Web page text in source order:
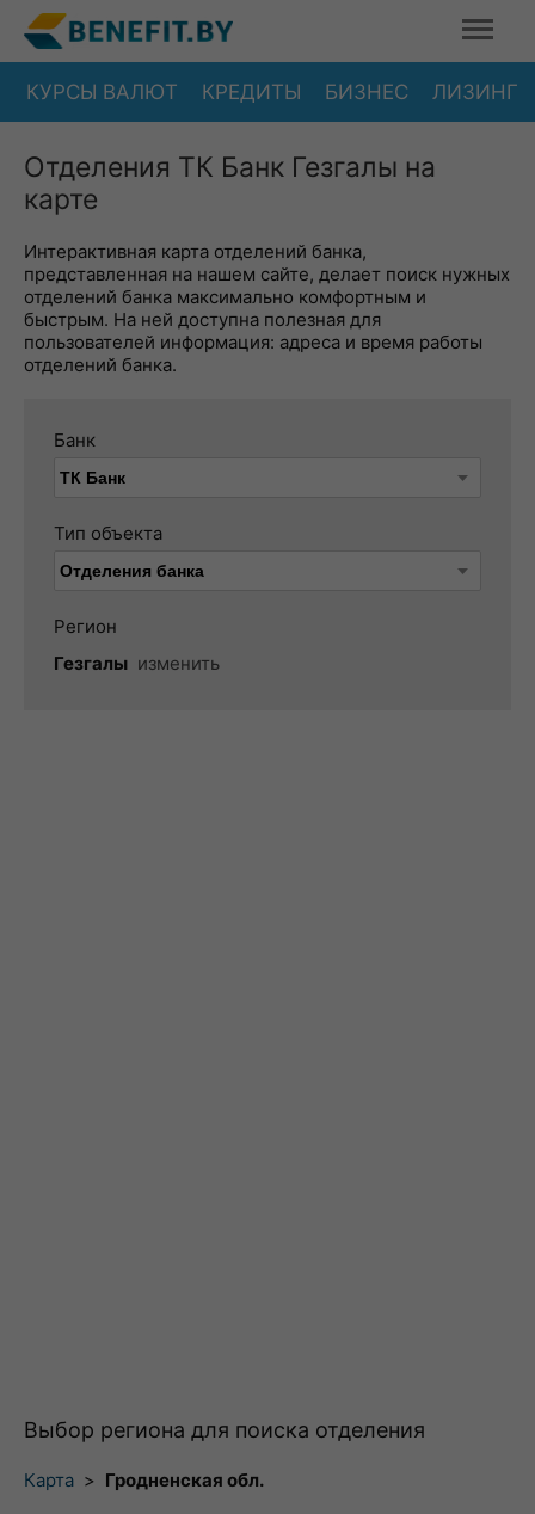
КУРСЫ ВАЛЮТ КРЕДИТЫ БИЗНЕС ЛИЗИНГ
Отделения ТК Банк Гезгалы на
карте
Интерактивная карта отделений банка,
представленная на нашем сайте, делает поиск нужных
отделений банка максимально комфортным и
быстрым. На ней доступна полезная для
пользователей информация: адреса и время работы
отделений банка.
Банк
Тип объекта
Регион
Гезгалы изменить
Выбор региона для поиска отделения
Карта > Гродненская обл.